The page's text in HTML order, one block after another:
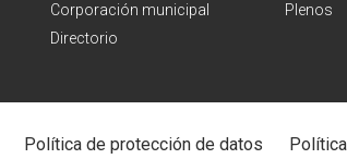
Corporación municipal
Directorio
Plenos
Política de protección de datos